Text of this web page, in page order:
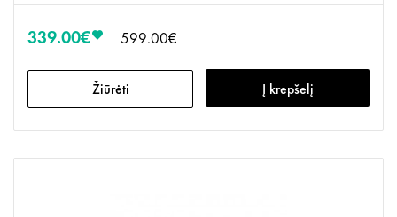
339.00€ 599.00€
Žiūrėti Į krepšelį